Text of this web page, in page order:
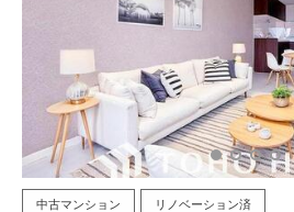
中古マンション リノベーション済